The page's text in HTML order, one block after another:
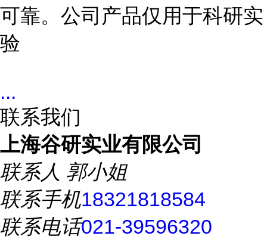
可靠。公司产品仅用于科研实
验
...
联系我们
上海谷研实业有限公司
联系人 郭小姐
联系手机18321818584
联系电话021-39596320